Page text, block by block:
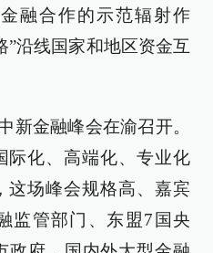
融合作的示范辐射作
”沿线国家和地区资金互
新金融峰会在渝召开。
际化、高端化、专业化
这场峰会规格高、嘉宾
监管部门、东盟7国央